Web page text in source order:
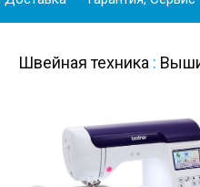
Швейная техника :